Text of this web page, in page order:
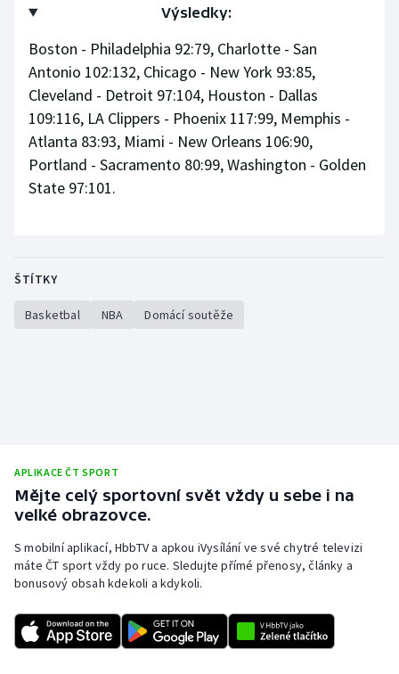
Plavání
Plážový volejbal
Rychlobruslení
Rychlostní kanoistika
Sportovní střelba
Stolní tenis
Volejbal
Výsledky:
Boston - Philadelphia 92:79, Charlotte - San
Antonio 102:132, Chicago - New York 93:85,
Cleveland - Detroit 97:104, Houston - Dallas
109:116, LA Clippers - Phoenix 117:99, Memphis -
Atlanta 83:93, Miami - New Orleans 106:90,
Portland - Sacramento 80:99, Washington - Golden
State 97:101.
ŠTÍTKY
Basketbal NBA Domácí soutěže
APLIKACE ČT SPORT
Mějte celý sportovní svět vždy u sebe i na
velké obrazovce.
S mobilní aplikací, HbbTV a apkou iVysílání ve své chytré televizi
máte ČT sport vždy po ruce. Sledujte přímé přenosy, články a
bonusový obsah kdekoli a kdykoli.